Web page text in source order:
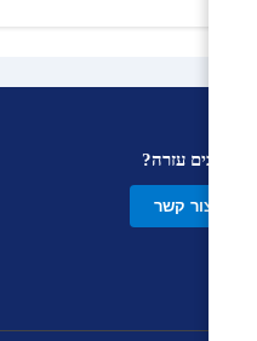
צריכים עזרה?
צור קשר